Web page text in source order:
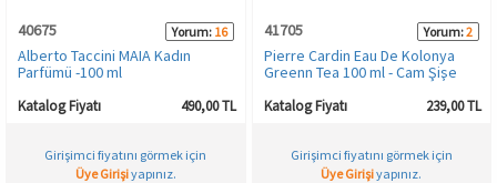
40675 Yorum: 16
Alberto Taccini MAIA Kadın
Parfümü -100 ml
Katalog Fiyatı 490,00 TL
Girişimci fiyatını görmek için
Üye Girişiyapınız.
41705 Yorum:2
Pierre Cardin Eau De Kolonya
Greenn Tea 100 ml - Cam Şişe
Katalog Fiyatı 239,00 TL
Girişimci fiyatını görmek için
Üye Girişiyapınız.